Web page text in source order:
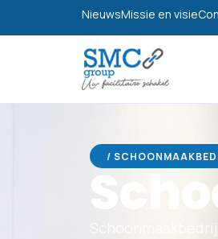
NieuwsMissie en visie
/